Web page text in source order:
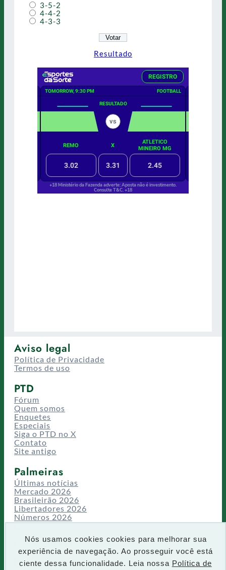
Nós usamos cookies cookies para melhorar sua
experiência de navegação. Ao prosseguir você está
ciente dessa funcionalidade. Leia nossa Política de
3-5-2
4-4-2
4-3-3
Resultado
Aviso legal
Política de Privacidade
Termos de uso
PTD
Fórum
Quem somos
Enquetes
Especiais
Siga o PTD no X
Contato
Site antigo
Palmeiras
Últimas notícias
Mercado 2026
Brasileirão 2026
Libertadores 2026
Números 2026
Campeonatos
CT/Centro de Excelência
Busca